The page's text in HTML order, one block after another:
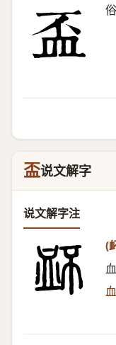
盃说文解字
说文解字注
(